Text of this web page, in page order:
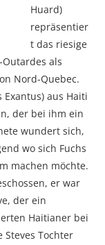
Huard)
repräsentier
t das riesige
Outardes als
Nord-Quebec.
Exantus) aus Haiti
der bei ihm ein
wundert sich,
wo sich Fuchs
machen möchte.
er war
der ein
Haitianer bei
Tochter